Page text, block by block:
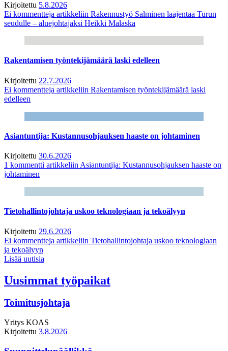
Kirjoitettu 5.8.2026
Ei kommentteja artikkeliin Rakennustyö Salminen laajentaa Turun
seudulle – aluejohtajaksi Heikki Malaska
Rakentamisen työntekijämäärä laski edelleen
Kirjoitettu 22.7.2026
Ei kommentteja artikkeliin Rakentamisen työntekijämäärä laski
edelleen
Asiantuntija: Kustannusohjauksen haaste on johtaminen
Kirjoitettu 30.6.2026
1 kommentti artikkeliin Asiantuntija: Kustannusohjauksen haaste on
johtaminen
Tietohallintojohtaja uskoo teknologiaan ja tekoälyyn
Kirjoitettu 29.6.2026
Ei kommentteja artikkeliin Tietohallintojohtaja uskoo teknologiaan
ja tekoälyyn
Lisää uutisia
Uusimmat työpaikat
Toimitusjohtaja
Yritys KOAS
Kirjoitettu 3.8.2026